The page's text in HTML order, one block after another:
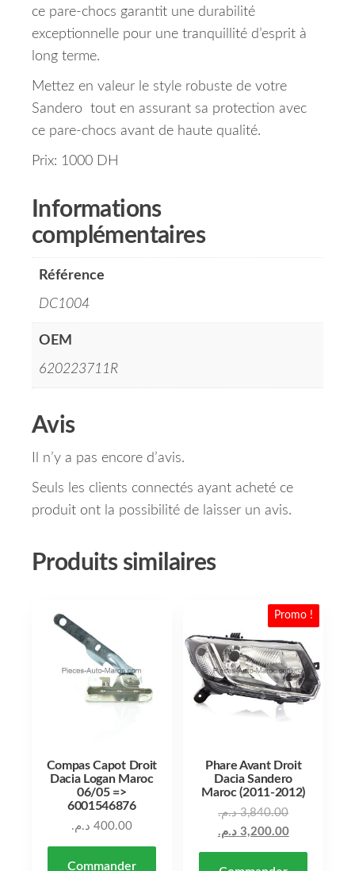
ce pare-chocs garantit une durabilité
exceptionnelle pour une tranquillité d’esprit à
long terme.
Mettez en valeur le style robuste de votre
Sandero tout en assurant sa protection avec
ce pare-chocs avant de haute qualité.
Prix: 1000 DH
Informations
complémentaires
Référence
DC1004
OEM
620223711R
Avis
Il n’y a pas encore d’avis.
Seuls les clients connectés ayant acheté ce
produit ont la possibilité de laisser un avis.
Produits similaires
Compas Capot Droit
Dacia Logan Maroc
06/05 =>
6001546876
400.00 د.م.
Commander
Promo !
Phare Avant Droit
Dacia Sandero
Maroc (2011-2012)
3,840.00 د.م.
3,200.00 د.م.